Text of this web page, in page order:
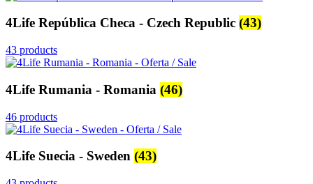
4Life República Checa - Czech Republic (43)
43 products
4Life Rumania - Romania (46)
46 products
4Life Suecia - Sweden (43)